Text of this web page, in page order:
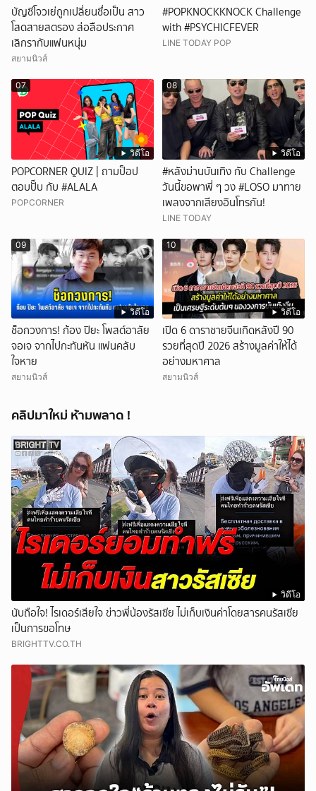
บัญชีโจวเย่ถูกเปลี่ยนชื่อเป็น สาว
โสดสายสตรอง ส่อลือประกาศ
เลิกรากับแฟนหนุ่ม
สยามนิวส์
#POPKNOCKKNOCK Challenge
with #PSYCHICFEVER
LINE TODAY POP
วิดีโอ
07
POPCORNER QUIZ | ถามป็อป
ตอบปั๊บ กับ #ALALA
POPCORNER
วิดีโอ
08
#หลังม่านบันเทิง กับ Challenge
วันนี้ขอพาพี่ ๆ วง #LOSO มาทาย
เพลงจากเสียงอินโทรกัน!
LINE TODAY
วิดีโอ
09
ช็อกวงการ! ก้อง ปิยะ โพสต์อาลัย
จอเจ จากไปกะทันหัน แฟนคลับ
ใจหาย
สยามนิวส์
วิดีโอ
10
เปิด 6 ดาราชายจีนเกิดหลังปี 90
รวยที่สุดปี 2026 สร้างมูลค่าให้ได้
อย่างมหาศาล
สยามนิวส์
คลิปมาใหม่ ห้ามพลาด !
วิดีโอ
นับถือใจ! ไรเดอร์เสียใจ ข่าวพี่น้องรัสเซีย ไม่เก็บเงินค่าโดยสารคนรัสเซีย
เป็นการขอโทษ
BRIGHTTV.CO.TH